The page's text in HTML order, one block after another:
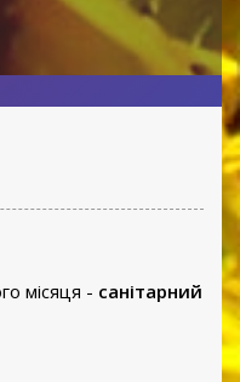
місяця - санітарний